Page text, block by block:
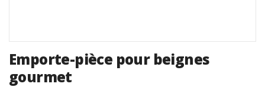
Emporte-pièce pour beignes
gourmet